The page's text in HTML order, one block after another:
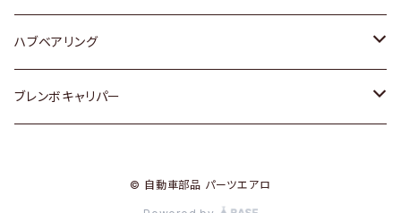
日産
ダイハツ
ハブベアリング
トヨタ
ブレンボキャリパー
© 自動車部品 パーツエアロ